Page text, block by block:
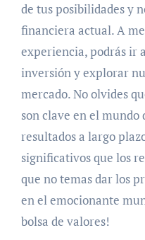
de tus posibilidades y
financiera actual. A
experiencia, podrás ir
inversión y explorar
mercado. No olvides
son clave en el mundo
resultados a largo
significativos que los
que no temas dar los
en el emocionante
bolsa de valores!